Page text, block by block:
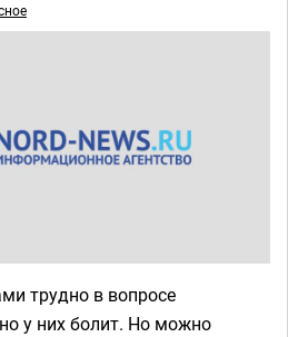
трудно в вопросе
у них болит. Но можно